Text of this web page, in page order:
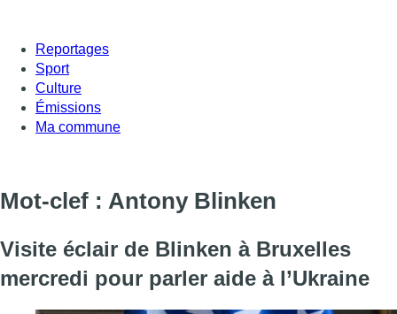
Reportages
Sport
Culture
Émissions
Ma commune
Mot-clef : Antony Blinken
Visite éclair de Blinken à Bruxelles
mercredi pour parler aide à l’Ukraine